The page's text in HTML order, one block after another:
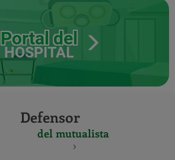
Portal del
HOSPITAL
Defensor
del mutualista